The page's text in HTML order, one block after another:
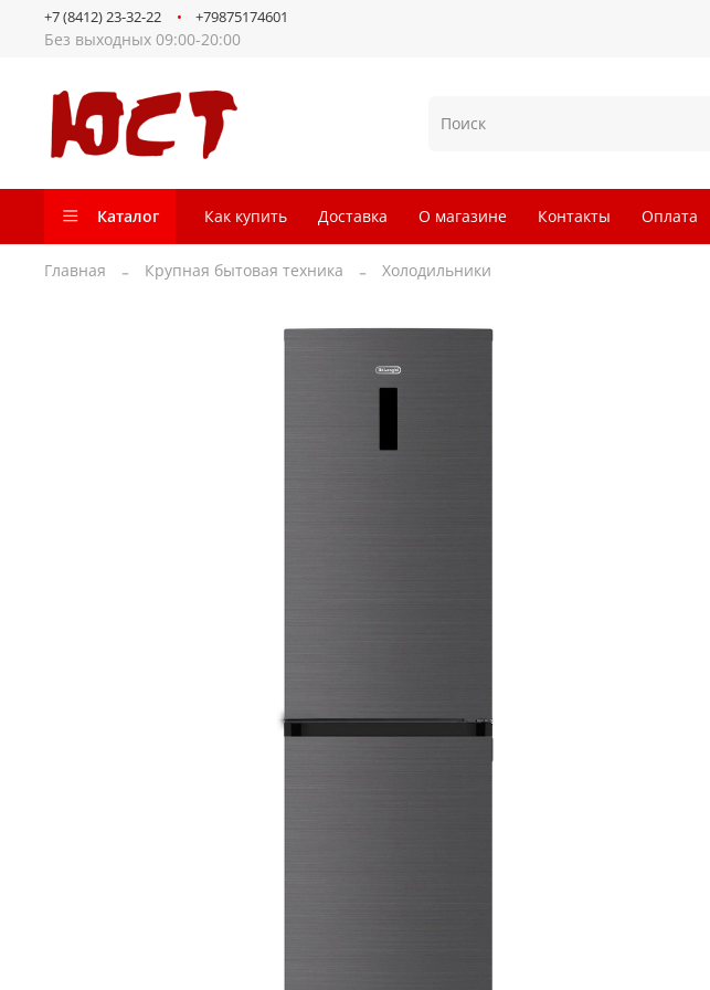
Без выходных 09:00-20:00
+7 (8412) 23-32-22 +79875174601
Каталог Как купить Доставка О магазине Контакты Оплата
Главная Крупная бытовая техника Холодильники